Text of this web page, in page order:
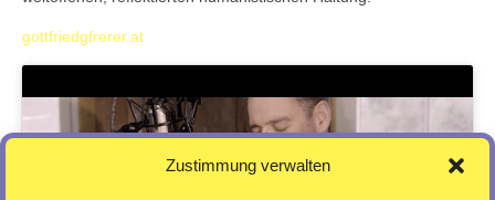
Zustimmung verwalten
gottfriedgfrerer.at
Klicke auf "Ich stimme zu", um Youtube zu